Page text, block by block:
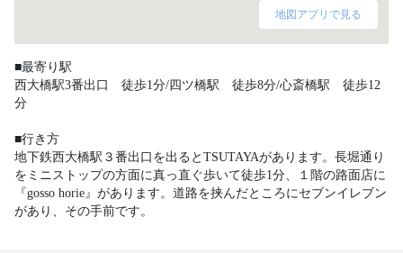
地図アプリで見る
■最寄り駅
西大橋駅3番出口　徒歩1分/四ツ橋駅　徒歩8分/心斎橋駅　徒歩12
分
■行き方
地下鉄西大橋駅３番出口を出るとTSUTAYAがあります。長堀通り
をミニストップの方面に真っ直ぐ歩いて徒歩1分、１階の路面店に
『gosso horie』があります。道路を挟んだところにセブンイレブン
があり、その手前です。